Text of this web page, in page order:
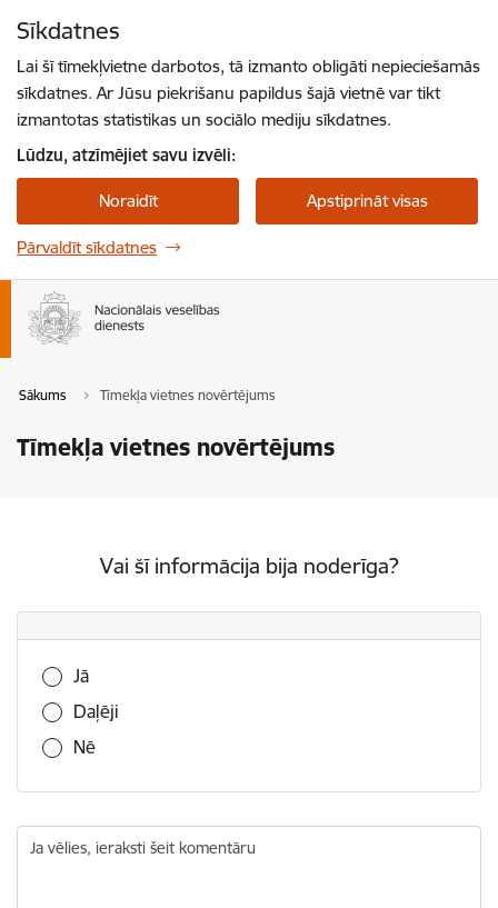
Sīkdatnes
Lai šī tīmekļvietne darbotos, tā izmanto obligāti nepieciešamās
sīkdatnes. Ar Jūsu piekrišanu papildus šajā vietnē var tikt
izmantotas statistikas un sociālo mediju sīkdatnes.
Lūdzu, atzīmējiet savu izvēli:
Noraidīt Apstiprināt visas
Pārvaldīt sīkdatnes
Sākums Tīmekļa vietnes novērtējums
Tīmekļa vietnes novērtējums
Vai šī informācija bija noderīga?
Vai šī informācija bija noderīga?
Jā
Daļēji
Nē
Ja vēlies, ieraksti šeit komentāru